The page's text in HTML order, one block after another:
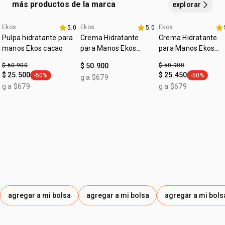
1 bolsa pequeña
más productos de la marca explorar
promo imperdible
Ekos 5.0
Pulpa hidratante para
manos Ekos cacao
$ 50.900
$ 25.500 general.tag -50%
-50%
g a $679
agregar a mi bolsa
4u al 40%
Ekos 5.0
Crema Hidratante
para Manos Ekos
$ 50.900
g a $679
agregar a mi bolsa
fecha dupla
Ekos
Crema Hidratante
para Manos Ekos
$ 50.900
$ 25.450 general.tag
-50%
g a $679
agregar a mi